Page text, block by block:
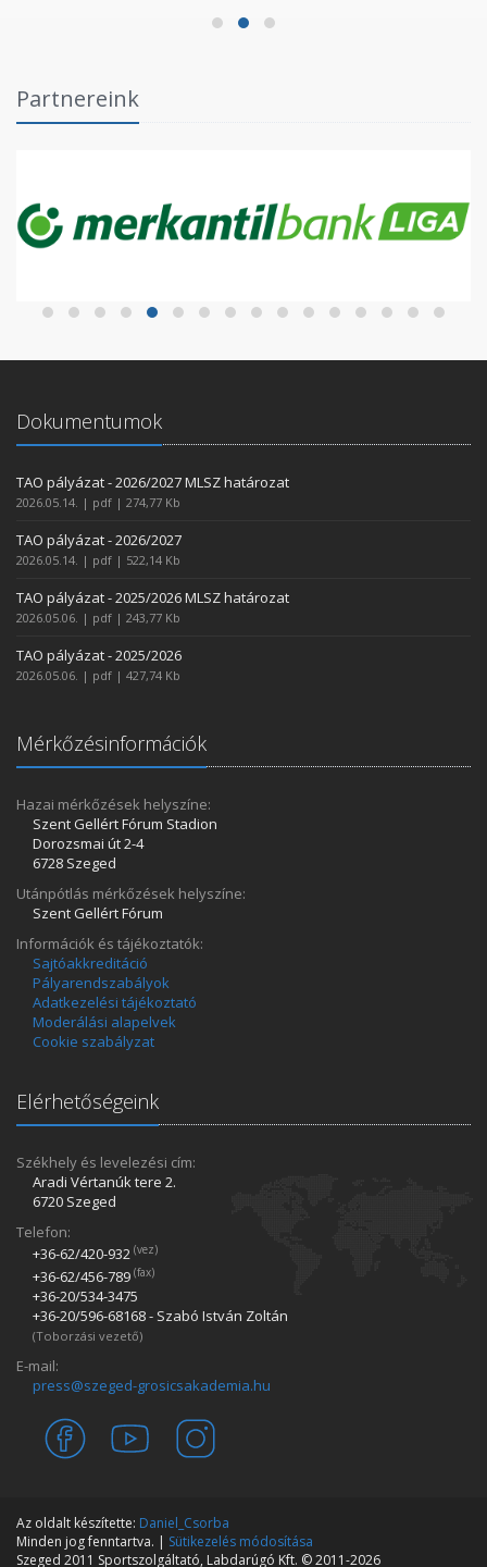
Partnereink
Dokumentumok
TAO pályázat - 2026/2027 MLSZ határozat
2026.05.14. | pdf | 274,77 Kb
TAO pályázat - 2026/2027
2026.05.14. | pdf | 522,14 Kb
TAO pályázat - 2025/2026 MLSZ határozat
2026.05.06. | pdf | 243,77 Kb
TAO pályázat - 2025/2026
2026.05.06. | pdf | 427,74 Kb
Mérkőzésinformációk
Hazai mérkőzések helyszíne:
Szent Gellért Fórum Stadion
Dorozsmai út 2-4
6728 Szeged
Utánpótlás mérkőzések helyszíne:
Szent Gellért Fórum
Információk és tájékoztatók:
Sajtóakkreditáció
Pályarendszabályok
Adatkezelési tájékoztató
Moderálási alapelvek
Cookie szabályzat
Elérhetőségeink
Székhely és levelezési cím:
Aradi Vértanúk tere 2.
6720 Szeged
Telefon:
+36-62/420­-932 (vez)
+36-62/456­-789 (fax)
+36-20/534­-3475
+36-20/596­-68168 - Szabó István Zoltán
(Toborzási vezető)
E-mail:
press@szeged-grosicsakademia.hu
Az oldalt készítette: Daniel_Csorba
Minden jog fenntartva. | Sütikezelés módosítása
Szeged 2011 Sportszolgáltató, Labdarúgó Kft. © 2011-2026